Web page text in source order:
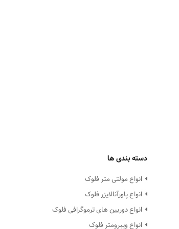
دسته بندی ها
انواع مولتی متر فلوک
انواع پاورآنالایزر فلوک
انواع دوربین های ترموگرافی فلوک
انواع ویبرومتر فلوک